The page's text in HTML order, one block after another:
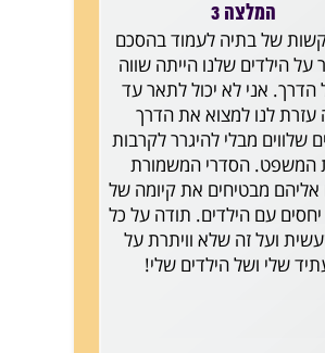
המלצה 3
של בתיה לעמוד בהסכם
על הילדים שלנו הייתה שווה
הדרך. אני לא יכול לתאר עד
עזרת לנו למצוא את הדרך
שלווים מבלי להיגרר לקרבות
המשפט. הסדרי המשמורת
אליהם מבטיחים את קיומה של
עם הילדים. תודה על כל
ועל זה שלא וויתרת על
שלי ושל הילדים שלי!